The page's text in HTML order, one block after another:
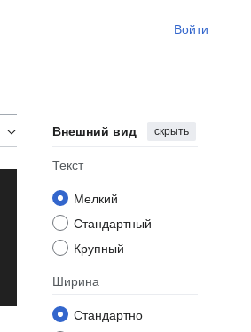
Войти
Внешний вид скрыть
Текст
Мелкий
Стандартный
Крупный
Ширина
Стандартно